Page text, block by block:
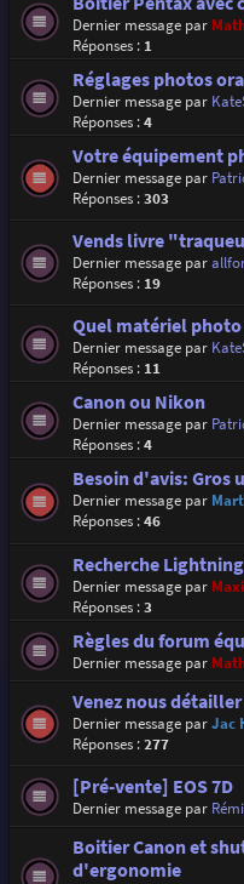
Dernier message par
Réponses : 1
Réglages photos
Dernier message par
Réponses :4
Votre équipement
Dernier message par
Réponses :303
Vends livre
Dernier message par
Réponses : 19
Quel matériel
Dernier message par
Réponses : 11
Canon ou Nikon
Dernier message par
Réponses :4
Besoin d'avis: Gros
Dernier message par
Réponses :46
Recherche
Dernier message par
Réponses :3
Règles du forum
Dernier message par
Venez nous
Dernier message parJac
Réponses :277
[Pré-vente] EOS 7D
Dernier message par
Boitier Canon et
d'ergonomie